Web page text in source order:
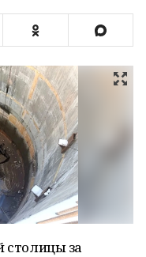
столицы за